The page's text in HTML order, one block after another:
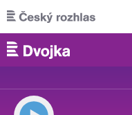
Přejít k hlavnímu obsahu